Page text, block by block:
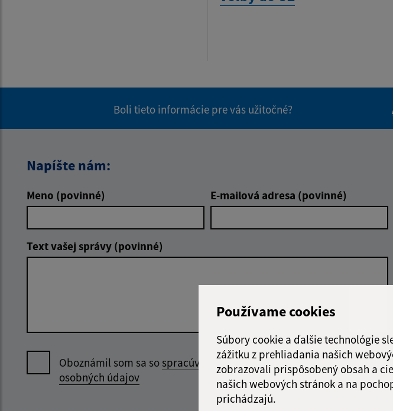
Používame cookies
Súbory cookie a ďalšie technológie
zážitku z prehliadania našich
zobrazovali prispôsobený obsah a
našich webových stránok a na
prichádzajú.
Boli tieto informácie pre vás užitočné?
Napíšte nám:
Meno (povinné) E-mailová adresa (povinné)
Text vašej správy (povinné)
Oboznámil som sa sospracúvaním
osobných údajov
Google reCaptcha Response
Odoslať správu